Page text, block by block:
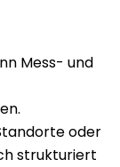
Mess- und
oder
strukturiert